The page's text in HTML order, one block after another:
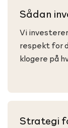
Sådan
Vi
respekt for
klogere på
Strategi